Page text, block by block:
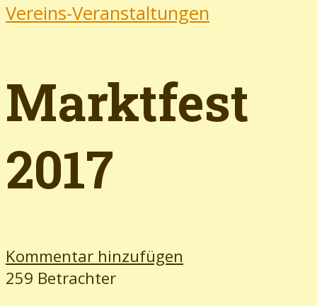
Vereins-Veranstaltungen
Marktfest
2017
Kommentar hinzufügen
259 Betrachter